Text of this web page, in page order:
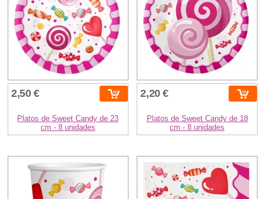
2,50 €
Platos de Sweet Candy de 23
cm - 8 unidades
2,20 €
Platos de Sweet Candy de 18
cm - 8 unidades